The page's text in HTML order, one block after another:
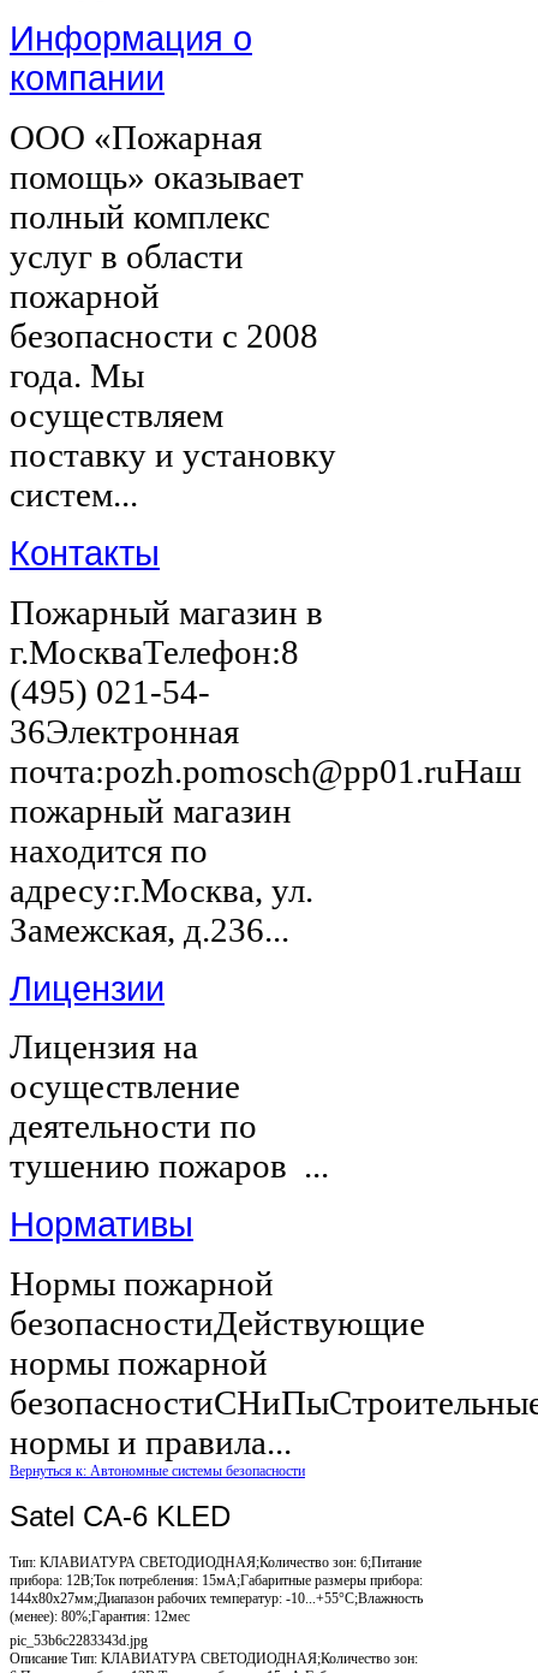
Информация о
компании
ООО «Пожарная
помощь» оказывает
полный комплекс
услуг в области
пожарной
безопасности с 2008
года. Мы
осуществляем
поставку и установку
систем...
Контакты
Пожарный магазин в
г.МоскваТелефон:8
(495) 021-54-
36Электронная
почта:pozh.pomosch@pp01.ruНаш
пожарный магазин
находится по
адресу:г.Москва, ул.
Замежская, д.236...
Лицензии
Лицензия на
осуществление
деятельности по
тушению пожаров ...
Нормативы
Нормы пожарной
безопасностиДействующие
нормы пожарной
нормы и правила...
Вернуться к: Автономные системы безопасности
Satel CA-6 KLED
Тип: КЛАВИАТУРА СВЕТОДИОДНАЯ;Количество зон: 6;Питание
прибора: 12В;Ток потребления: 15мА;Габаритные размеры прибора:
144x80x27мм;Диапазон рабочих температур: -10...+55°С;Влажность
(менее): 80%;Гарантия: 12мес
pic_53b6c2283343d.jpg
Описание Тип: КЛАВИАТУРА СВЕТОДИОДНАЯ;Количество зон: